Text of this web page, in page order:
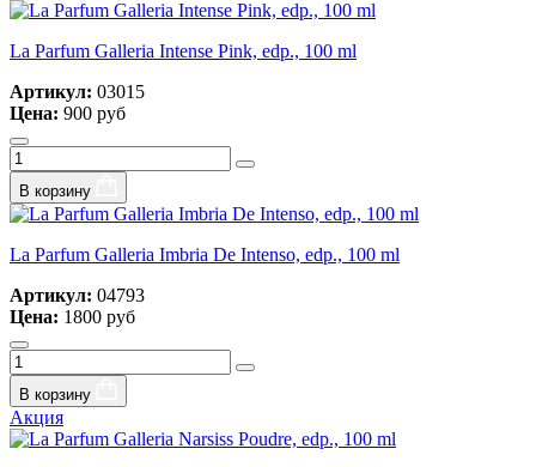
La Parfum Galleria Intense Pink, edp., 100 ml
Артикул: 03015
Цена: 900 руб
В корзину
La Parfum Galleria Imbria De Intenso, edp., 100 ml
Артикул: 04793
Цена: 1800 руб
В корзину
Акция